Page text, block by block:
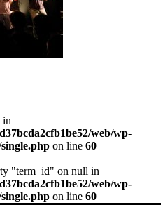
in
web/wp-
on line 60
"term_id" on null in
web/wp-
on line 60